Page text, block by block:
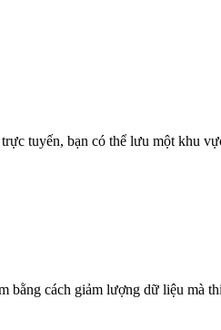
tuyến, bạn có thể lưu một khu
bằng cách giảm lượng dữ liệu mà